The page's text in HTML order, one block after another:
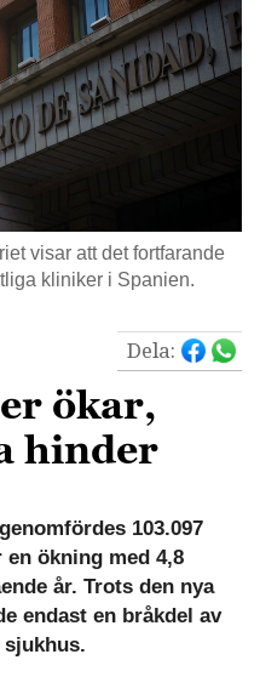
visar att det fortfarande
kliniker i Spanien.
Dela:
ökar,
hinder
103.097
ökning med 4,8
år. Trots den nya
endast en bråkdel av